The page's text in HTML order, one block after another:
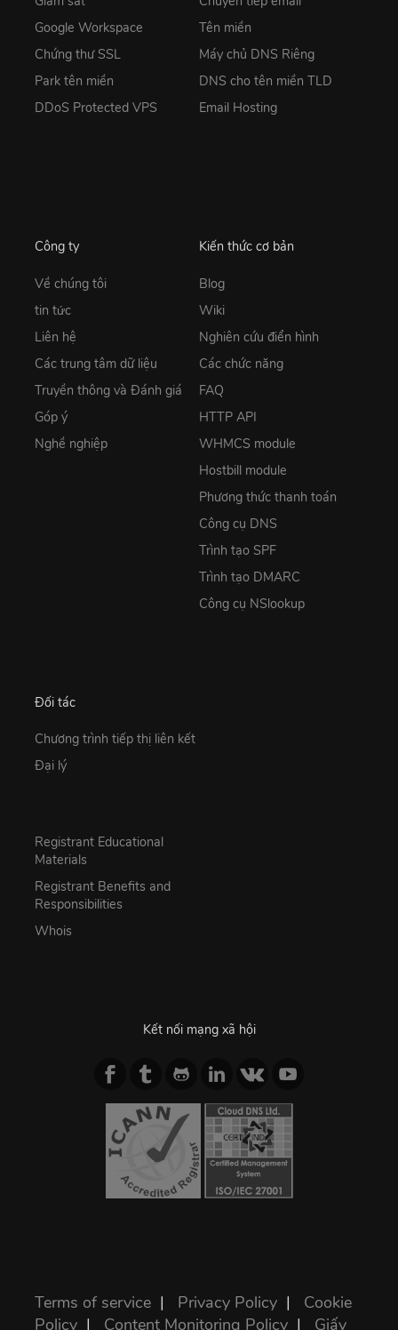
Google Workspace
Chứng thư SSL
Park tên miền
DDoS Protected VPS
Tên miền
Máy chủ DNS Riêng
DNS cho tên miền TLD
Email Hosting
Công ty
Về chúng tôi
tin tức
Liên hệ
Các trung tâm dữ liệu
Truyền thông và Đánh giá
Góp ý
Nghề nghiệp
Kiến thức cơ bản
Blog
Wiki
Nghiên cứu điển hình
Các chức năng
FAQ
HTTP API
WHMCS module
Hostbill module
Phương thức thanh toán
Công cụ DNS
Trình tạo SPF
Trình tạo DMARC
Công cụ NSlookup
Đối tác
Chương trình tiếp thị liên kết
Đại lý
Registrant Educational
Materials
Registrant Benefits and
Responsibilities
Whois
Kết nối mạng xã hội
Terms of service | Privacy Policy | Cookie
Policy | Content Monitoring Policy | Giấy